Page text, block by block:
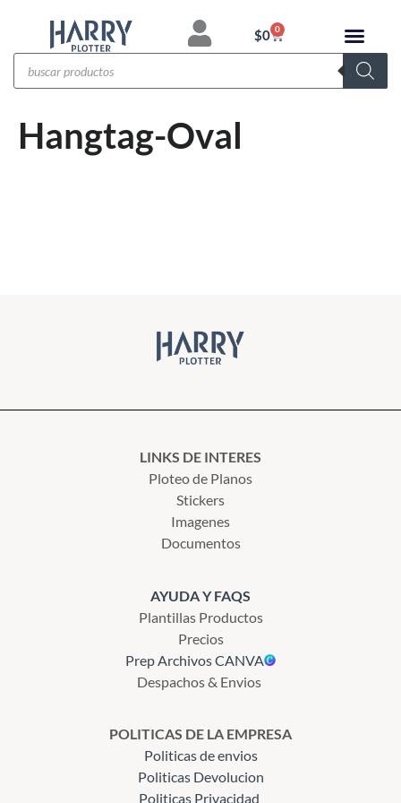
$0 0
Hangtag-Oval
LINKS DE INTERES
Ploteo de Planos
Stickers
Imagenes
Documentos
AYUDA Y FAQS
Plantillas Productos
Precios
Prep Archivos CANVA
Despachos & Envios
POLITICAS DE LA EMPRESA
Politicas de envios
Politicas Devolucion
Politicas Privacidad